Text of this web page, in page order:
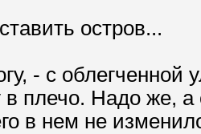
остров...
- с
плечо. Надо же,
в нем не